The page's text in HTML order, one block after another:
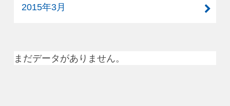
2015年3月
まだデータがありません。